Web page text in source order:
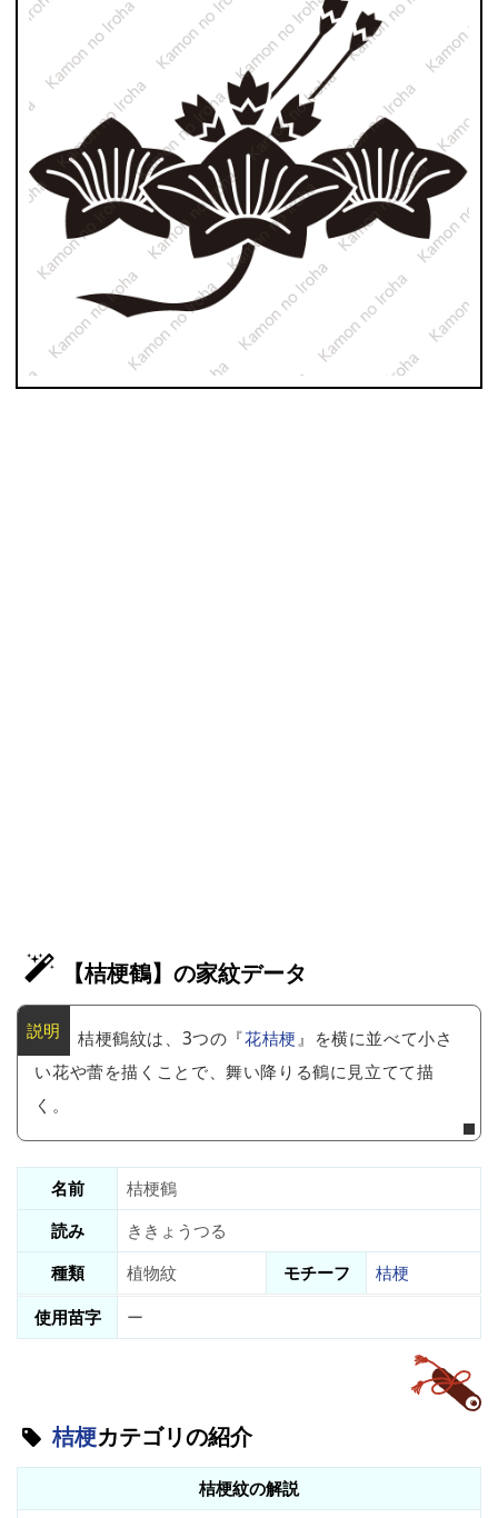
【桔梗鶴】の家紋データ
桔梗鶴紋は、3つの『花桔梗』を横に並べて小さ
い花や蕾を描くことで、舞い降りる鶴に見立てて描
く。
名前
桔梗鶴
読み
ききょうつる
種類
植物紋 モチーフ
桔梗
使用苗字
ー
桔梗カテゴリの紹介
桔梗紋の解説